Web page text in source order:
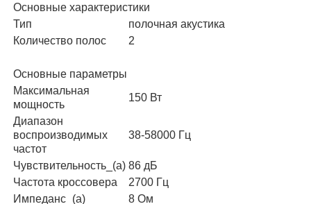
Основные характеристики
Тип
полочная акустика
Количество полос
2
Основные параметры
Максимальная
мощность
150 Вт
Диапазон
воспроизводимых
частот
38-58000 Гц
Чувствительность_(а) 86 дБ
Частота кроссовера
2700 Гц
Импеданс_(а)
8 Ом